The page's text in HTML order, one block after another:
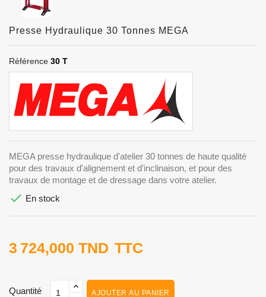
Presse Hydraulique 30 Tonnes MEGA
Référence 30 T
MEGA presse hydraulique d'atelier 30 tonnes de haute qualité
pour des travaux d'alignement et d'inclinaison, et pour des
travaux de montage et de dressage dans votre atelier.
 En stock
3 724,000 TND TTC
Quantité AJOUTER AU PANIER